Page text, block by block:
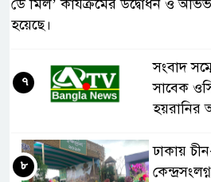
ডে মিল’ কার্যক্রমের উদ্বোধন ও
হয়েছে।
সংবাদ
সাবেক
হয়রানির
৭
ঢাকায়
৮